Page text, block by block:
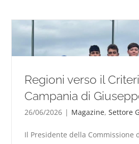
Regioni verso il
Campania di
26/06/2026 | Magazine,Settore
Il Presidente della Commissione